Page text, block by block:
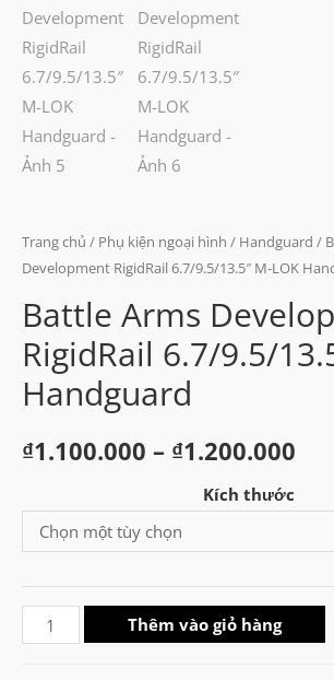
Trang chủ / Phụ kiện ngoại hình / Handguard /
Development RigidRail 6.7/9.5/13.5″ M-LOK
Battle Arms
RigidRail 6.7/9.5/
Handguard
₫1.100.000 – ₫1.200.000
Kích thước
Battle
Arms
Thêm vào giỏ hàng